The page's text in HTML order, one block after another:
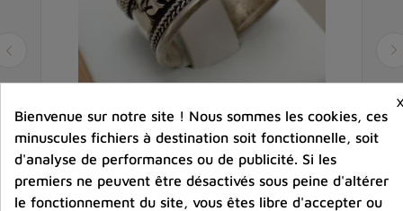
Bague tibétaine bouddhiste Chenrezi métal
blanc
11,00 €
Bienvenue sur notre site ! Nous sommes les cookies, ces
minuscules fichiers à destination soit fonctionnelle, soit
d'analyse de performances ou de publicité. Si les
premiers ne peuvent être désactivés sous peine d'altérer
le fonctionnement du site, vous êtes libre d'accepter ou